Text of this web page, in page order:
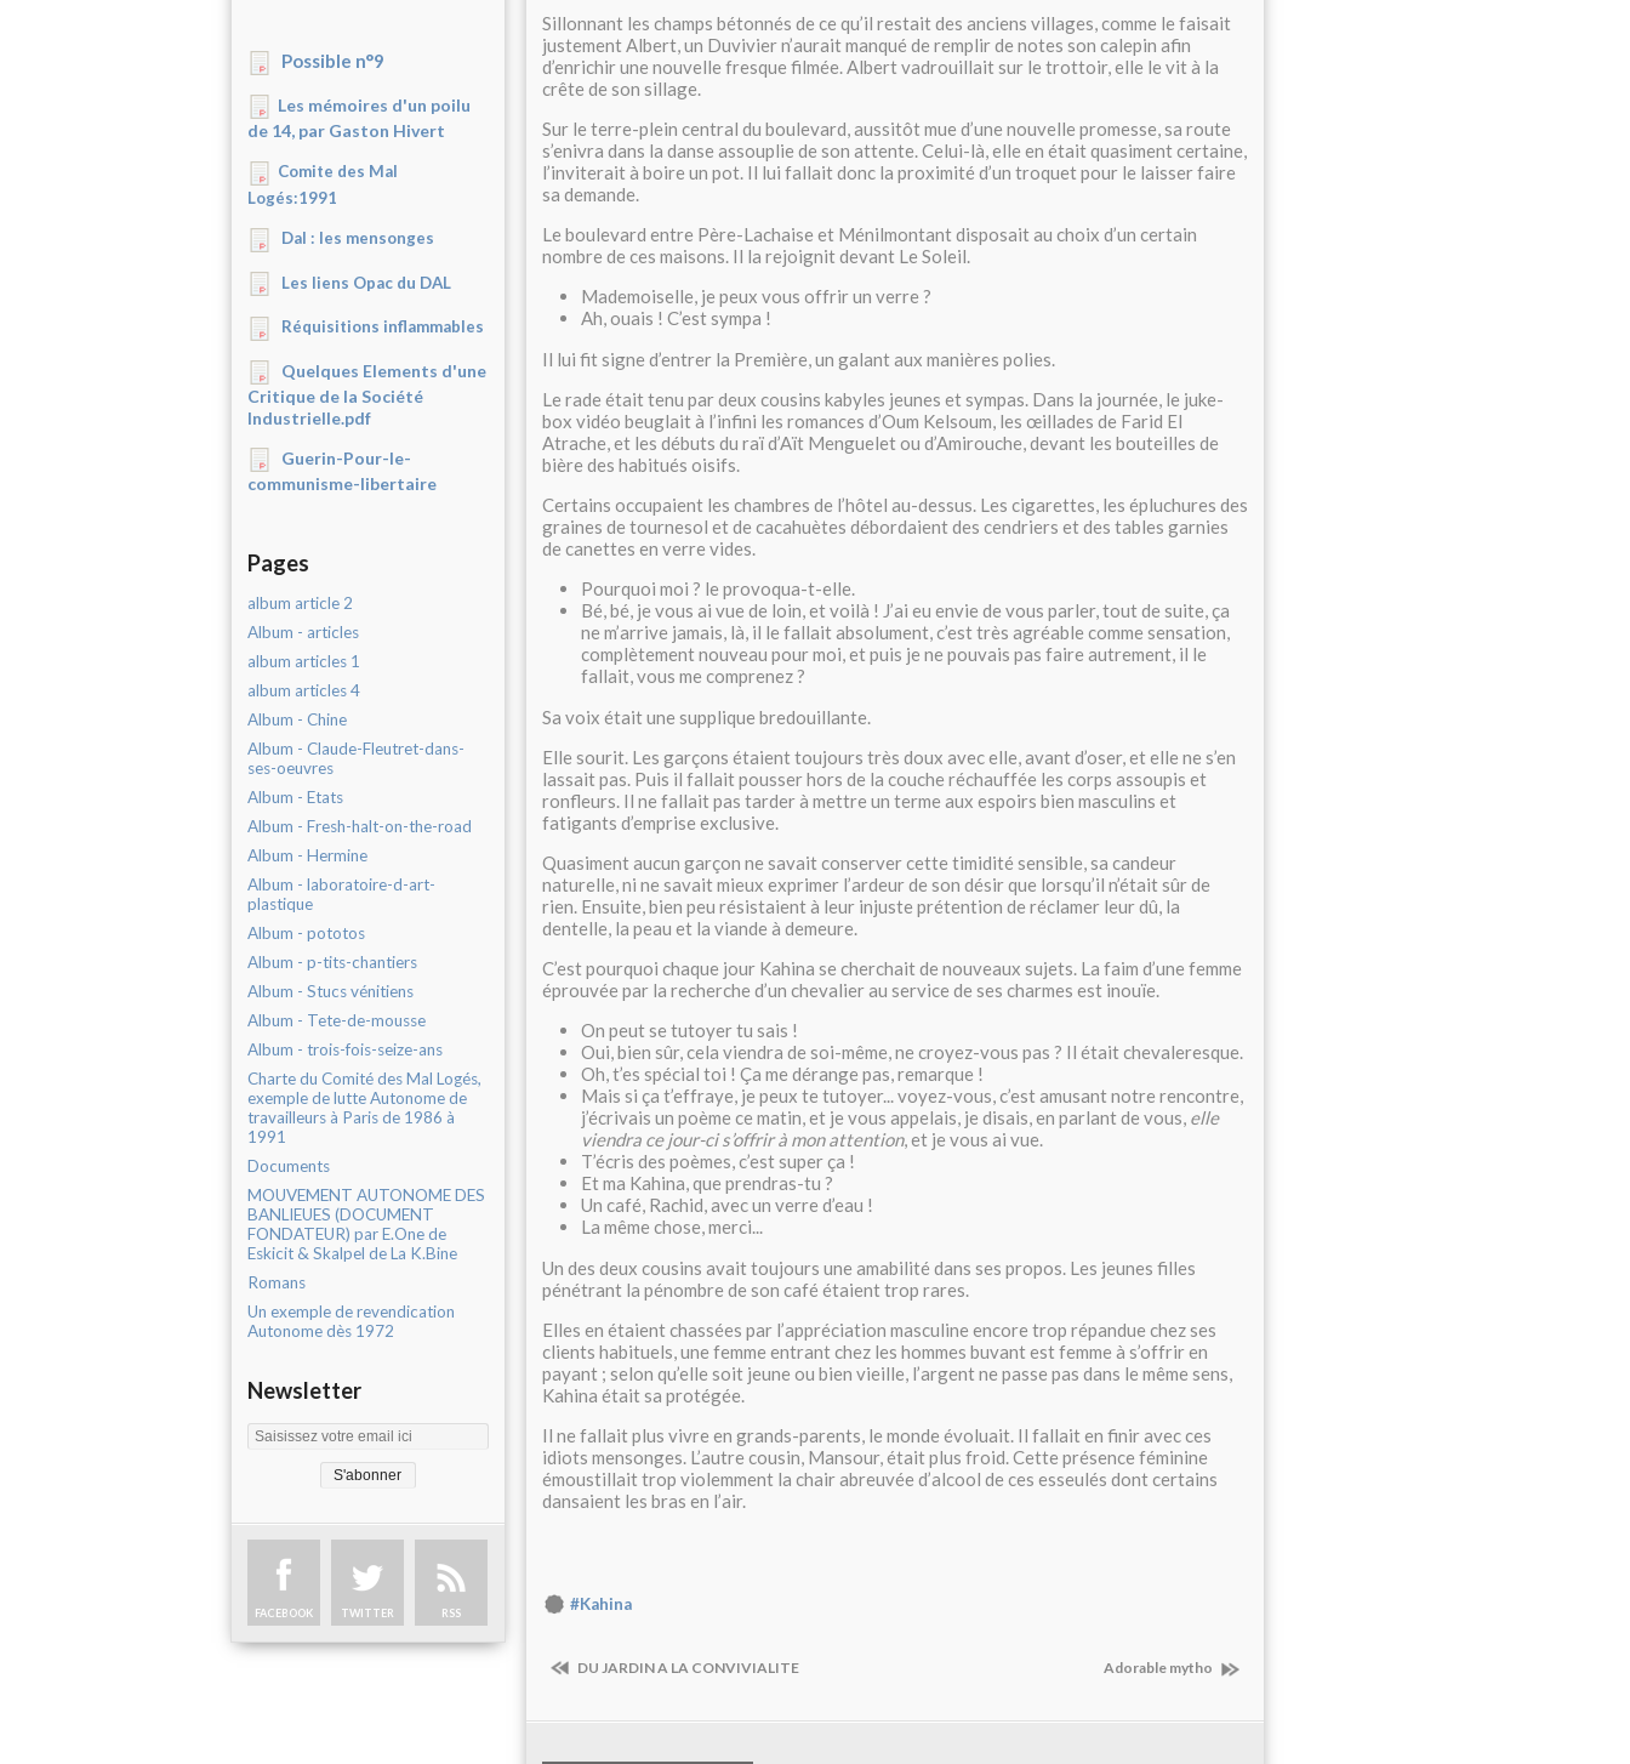
Possible n°9
Les mémoires d'un poilu
de 14, par Gaston Hivert
Comite des Mal
Logés:1991
Dal : les mensonges
Les liens Opac du DAL
Réquisitions inflammables
Quelques Elements d'une
Critique de la Société
Industrielle.pdf
Guerin-Pour-le-
communisme-libertaire
Pages
album article 2
Album - articles
album articles 1
album articles 4
Album - Chine
Album - Claude-Fleutret-dans-
ses-oeuvres
Album - Etats
Album - Fresh-halt-on-the-road
Album - Hermine
Album - laboratoire-d-art-
plastique
Album - pototos
Album - p-tits-chantiers
Album - Stucs vénitiens
Album - Tete-de-mousse
Album - trois-fois-seize-ans
Charte du Comité des Mal Logés,
exemple de lutte Autonome de
travailleurs à Paris de 1986 à
1991
Documents
MOUVEMENT AUTONOME DES
BANLIEUES (DOCUMENT
FONDATEUR) par E.One de
Eskicit & Skalpel de La K.Bine
Romans
Un exemple de revendication
Autonome dès 1972
Newsletter
FACEBOOK TWITTER RSS
Sillonnant les champs bétonnés de ce qu’il restait des anciens villages, comme le faisait
justement Albert, un Duvivier n’aurait manqué de remplir de notes son calepin afin
d’enrichir une nouvelle fresque filmée. Albert vadrouillait sur le trottoir, elle le vit à la
crête de son sillage.
Sur le terre-plein central du boulevard, aussitôt mue d’une nouvelle promesse, sa route
s’enivra dans la danse assouplie de son attente. Celui-là, elle en était quasiment certaine,
l’inviterait à boire un pot. Il lui fallait donc la proximité d’un troquet pour le laisser faire
sa demande.
Le boulevard entre Père-Lachaise et Ménilmontant disposait au choix d’un certain
nombre de ces maisons. Il la rejoignit devant Le Soleil.
Mademoiselle, je peux vous offrir un verre ?
Ah, ouais ! C’est sympa !
Il lui fit signe d’entrer la Première, un galant aux manières polies.
Le rade était tenu par deux cousins kabyles jeunes et sympas. Dans la journée, le juke-
box vidéo beuglait à l’infini les romances d’Oum Kelsoum, les œillades de Farid El
Atrache, et les débuts du raï d’Aït Menguelet ou d’Amirouche, devant les bouteilles de
bière des habitués oisifs.
Certains occupaient les chambres de l’hôtel au-dessus. Les cigarettes, les épluchures des
graines de tournesol et de cacahuètes débordaient des cendriers et des tables garnies
de canettes en verre vides.
Pourquoi moi ? le provoqua-t-elle.
Bé, bé, je vous ai vue de loin, et voilà ! J’ai eu envie de vous parler, tout de suite, ça
ne m’arrive jamais, là, il le fallait absolument, c’est très agréable comme sensation,
complètement nouveau pour moi, et puis je ne pouvais pas faire autrement, il le
fallait, vous me comprenez ?
Sa voix était une supplique bredouillante.
Elle sourit. Les garçons étaient toujours très doux avec elle, avant d’oser, et elle ne s’en
lassait pas. Puis il fallait pousser hors de la couche réchauffée les corps assoupis et
ronfleurs. Il ne fallait pas tarder à mettre un terme aux espoirs bien masculins et
fatigants d’emprise exclusive.
Quasiment aucun garçon ne savait conserver cette timidité sensible, sa candeur
naturelle, ni ne savait mieux exprimer l’ardeur de son désir que lorsqu’il n’était sûr de
rien. Ensuite, bien peu résistaient à leur injuste prétention de réclamer leur dû, la
dentelle, la peau et la viande à demeure.
C’est pourquoi chaque jour Kahina se cherchait de nouveaux sujets. La faim d’une femme
éprouvée par la recherche d’un chevalier au service de ses charmes est inouïe.
On peut se tutoyer tu sais !
Oui, bien sûr, cela viendra de soi-même, ne croyez-vous pas ? Il était chevaleresque.
Oh, t’es spécial toi ! Ça me dérange pas, remarque !
Mais si ça t’effraye, je peux te tutoyer... voyez-vous, c’est amusant notre rencontre,
j’écrivais un poème ce matin, et je vous appelais, je disais, en parlant de vous, elle
viendra ce jour-ci s’offrir à mon attention, et je vous ai vue.
T’écris des poèmes, c’est super ça !
Et ma Kahina, que prendras-tu ?
Un café, Rachid, avec un verre d’eau !
La même chose, merci...
Un des deux cousins avait toujours une amabilité dans ses propos. Les jeunes filles
pénétrant la pénombre de son café étaient trop rares.
Elles en étaient chassées par l’appréciation masculine encore trop répandue chez ses
clients habituels, une femme entrant chez les hommes buvant est femme à s’offrir en
payant ; selon qu’elle soit jeune ou bien vieille, l’argent ne passe pas dans le même sens,
Kahina était sa protégée.
Il ne fallait plus vivre en grands-parents, le monde évoluait. Il fallait en finir avec ces
idiots mensonges. L’autre cousin, Mansour, était plus froid. Cette présence féminine
émoustillait trop violemment la chair abreuvée d’alcool de ces esseulés dont certains
dansaient les bras en l’air.
#Kahina
DU JARDIN A LA CONVIVIALITE Adorable mytho